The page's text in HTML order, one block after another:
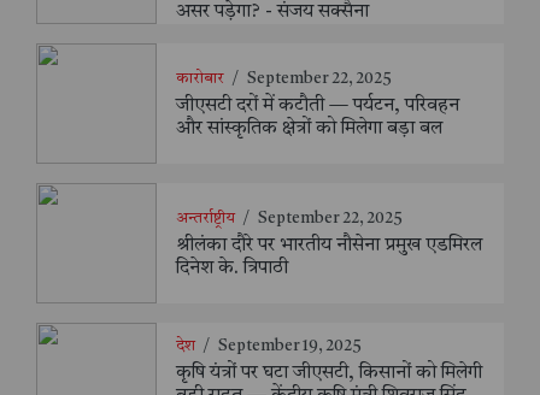
असर पड़ेगा? - संजय सक्सैना
कारोबार / September 22, 2025
जीएसटी दरों में कटौती — पर्यटन, परिवहन
और सांस्कृतिक क्षेत्रों को मिलेगा बड़ा बल
अन्तर्राष्ट्रीय / September 22, 2025
श्रीलंका दौरे पर भारतीय नौसेना प्रमुख एडमिरल
दिनेश के. त्रिपाठी
देश / September 19, 2025
कृषि यंत्रों पर घटा जीएसटी, किसानों को मिलेगी